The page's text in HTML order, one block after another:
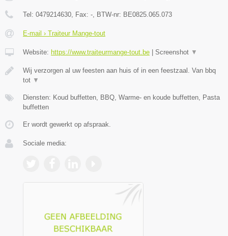
Tel: 0479214630 , Fax: - , BTW-nr: BE0825.065.073
E-mail › Traiteur Mange-tout
Website: https://www.traiteurmange-tout.be Screenshot ▼
Wij verzorgen al uw feesten aan huis of in een feestzaal. Van bbq
tot ▼
Diensten: Koud buffetten, BBQ, Warme- en koude buffetten, Pasta
buffetten
Er wordt gewerkt op afspraak.
Sociale media: